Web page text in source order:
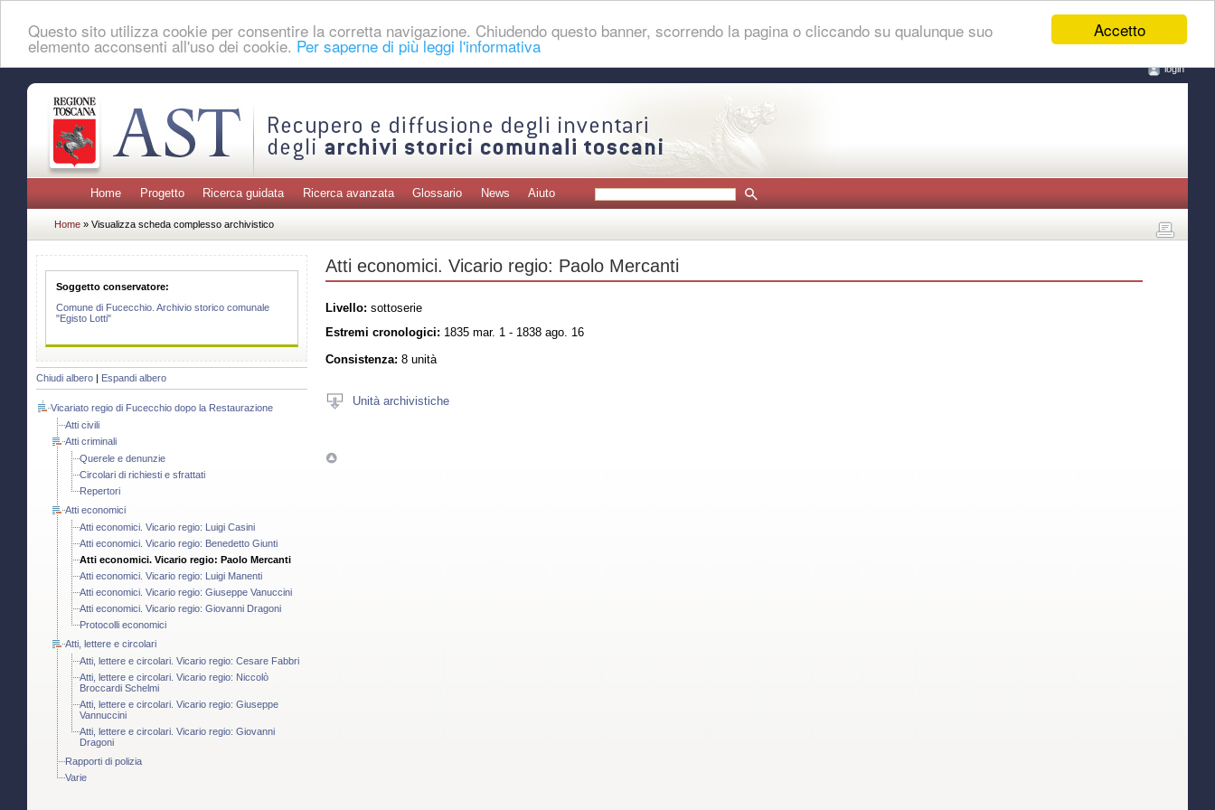
Accetto
Questo sito utilizza cookie per consentire la corretta navigazione. Chiudendo questo banner, scorrendo la pagina o cliccando su qualunque suo
elemento acconsenti all'uso dei cookie. Per saperne di più leggi l'informativa
login
Home Progetto Ricerca guidata Ricerca avanzata Glossario News Aiuto
Home » Visualizza scheda complesso archivistico
Soggetto conservatore:
Comune di Fucecchio. Archivio storico comunale
"Egisto Lotti"
Chiudi albero Espandi albero
Vicariato regio di Fucecchio dopo la Restaurazione
Atti civili
Atti criminali
Querele e denunzie
Circolari di richiesti e sfrattati
Repertori
Atti economici
Atti economici. Vicario regio: Luigi Casini
Atti economici. Vicario regio: Benedetto Giunti
Atti economici. Vicario regio: Paolo Mercanti
Atti economici. Vicario regio: Luigi Manenti
Atti economici. Vicario regio: Giuseppe Vanuccini
Atti economici. Vicario regio: Giovanni Dragoni
Protocolli economici
Atti, lettere e circolari
Atti, lettere e circolari. Vicario regio: Cesare Fabbri
Atti, lettere e circolari. Vicario regio: Niccolò
Broccardi Schelmi
Atti, lettere e circolari. Vicario regio: Giuseppe
Vannuccini
Atti, lettere e circolari. Vicario regio: Giovanni
Dragoni
Rapporti di polizia
Varie
Atti economici. Vicario regio: Paolo Mercanti
Livello: sottoserie
Estremi cronologici: 1835 mar. 1 - 1838 ago. 16
Consistenza: 8 unità
Unità archivistiche